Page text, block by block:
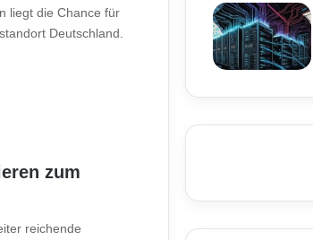
liegt die Chance für
Deutschland.
zum
reichende